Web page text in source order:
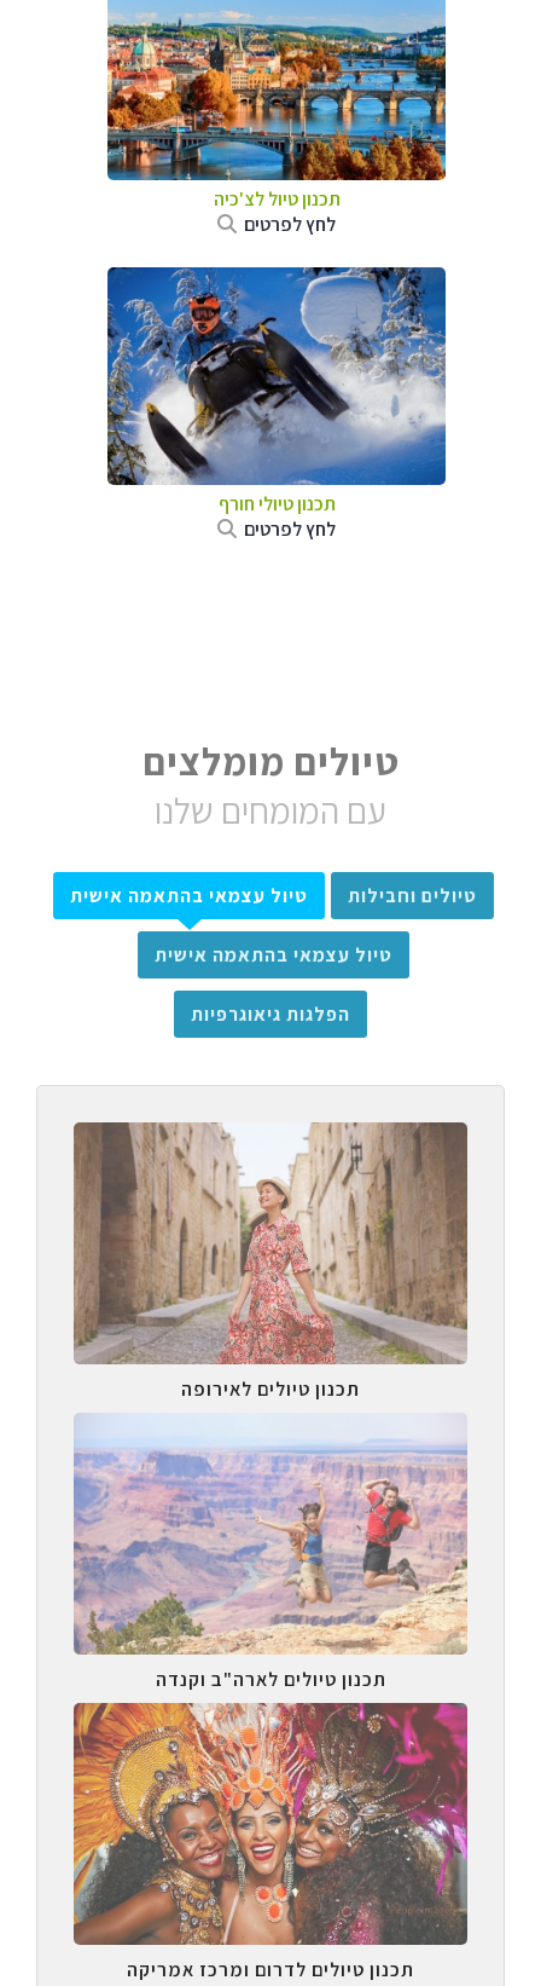
תכנון טיול לצ'כיה
לחץ לפרטים
תכנון טיולי חורף
לחץ לפרטים
טיולים מומלצים
עם המומחים שלנו
טיולים וחבילות טיול עצמאי בהתאמה אישית
טיול עצמאי בהתאמה אישית
הפלגות גיאוגרפיות
תכנון טיולים לאירופה
תכנון טיולים לארה"ב וקנדה
תכנון טיולים לדרום ומרכז אמריקה